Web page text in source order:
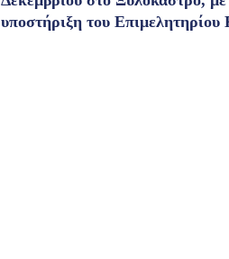
υποστήριξη του Επιμελητηρίου